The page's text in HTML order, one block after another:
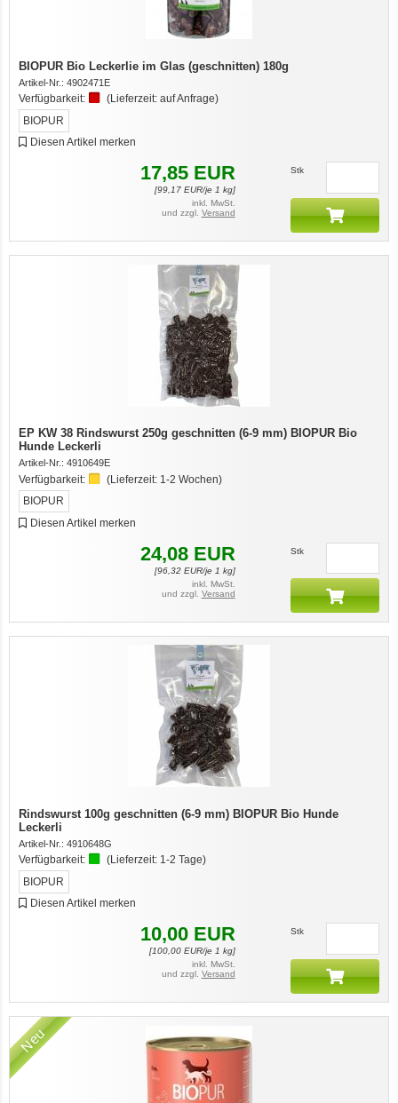
BIOPUR Bio Leckerlie im Glas (geschnitten) 180g
Artikel-Nr.: 4902471E
Verfügbarkeit: (Lieferzeit:auf Anfrage)
BIOPUR
Diesen Artikel merken
17,85 EUR
[99,17EUR/je 1 kg]
inkl. MwSt.
und zzgl. Versand
Stk
EP KW 38 Rindswurst 250g geschnitten (6-9 mm) BIOPUR Bio
Hunde Leckerli
Artikel-Nr.: 4910649E
Verfügbarkeit: (Lieferzeit: 1-2 Wochen)
BIOPUR
Diesen Artikel merken
24,08 EUR
[96,32EUR/je 1 kg]
inkl. MwSt.
und zzgl. Versand
Stk
Rindswurst 100g geschnitten (6-9 mm) BIOPUR Bio Hunde
Leckerli
Artikel-Nr.: 4910648G
Verfügbarkeit: (Lieferzeit: 1-2 Tage)
BIOPUR
Diesen Artikel merken
10,00 EUR
[100,00EUR/je 1 kg]
inkl. MwSt.
und zzgl. Versand
Stk
Neu